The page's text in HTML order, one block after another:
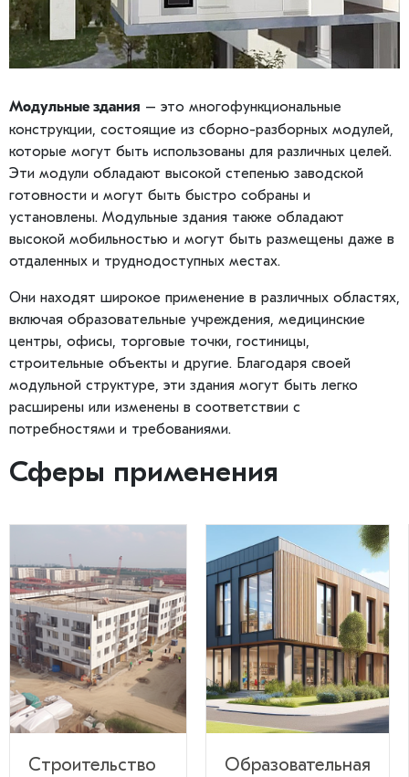
Модульные здания – это многофункциональные
конструкции, состоящие из сборно-разборных модулей,
которые могут быть использованы для различных целей.
Эти модули обладают высокой степенью заводской
готовности и могут быть быстро собраны и
установлены. Модульные здания также обладают
высокой мобильностью и могут быть размещены даже в
отдаленных и труднодоступных местах.
Они находят широкое применение в различных областях,
включая образовательные учреждения, медицинские
центры, офисы, торговые точки, гостиницы,
строительные объекты и другие. Благодаря своей
модульной структуре, эти здания могут быть легко
расширены или изменены в соответствии с
потребностями и требованиями.
Сферы применения
Строительство
Образовательная